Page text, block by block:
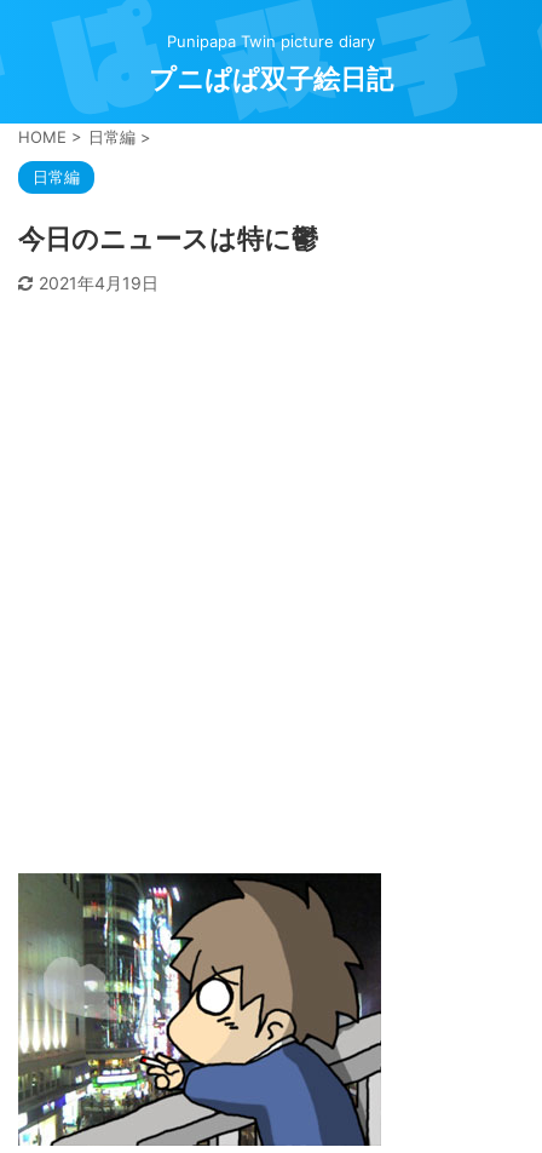
Punipapa Twin picture diary
プニぱぱ双子絵日記
HOME > 日常編 >
日常編
今日のニュースは特に鬱
2021年4月19日